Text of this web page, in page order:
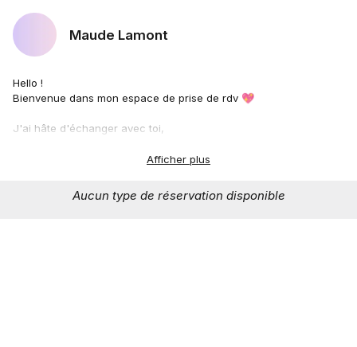
Maude Lamont
Hello !
Bienvenue dans mon espace de prise de rdv 💖
J'ai hâte d'échanger avec toi,
Afficher plus
Aucun type de réservation disponible